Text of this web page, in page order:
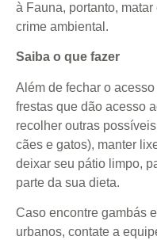
à Fauna, portanto,
crime ambiental.
Saiba o que fazer
Além de fechar o
frestas que dão acesso
recolher outras
cães e gatos), manter
deixar seu pátio limpo,
parte da sua dieta.
Caso encontre gambás
urbanos, contate a